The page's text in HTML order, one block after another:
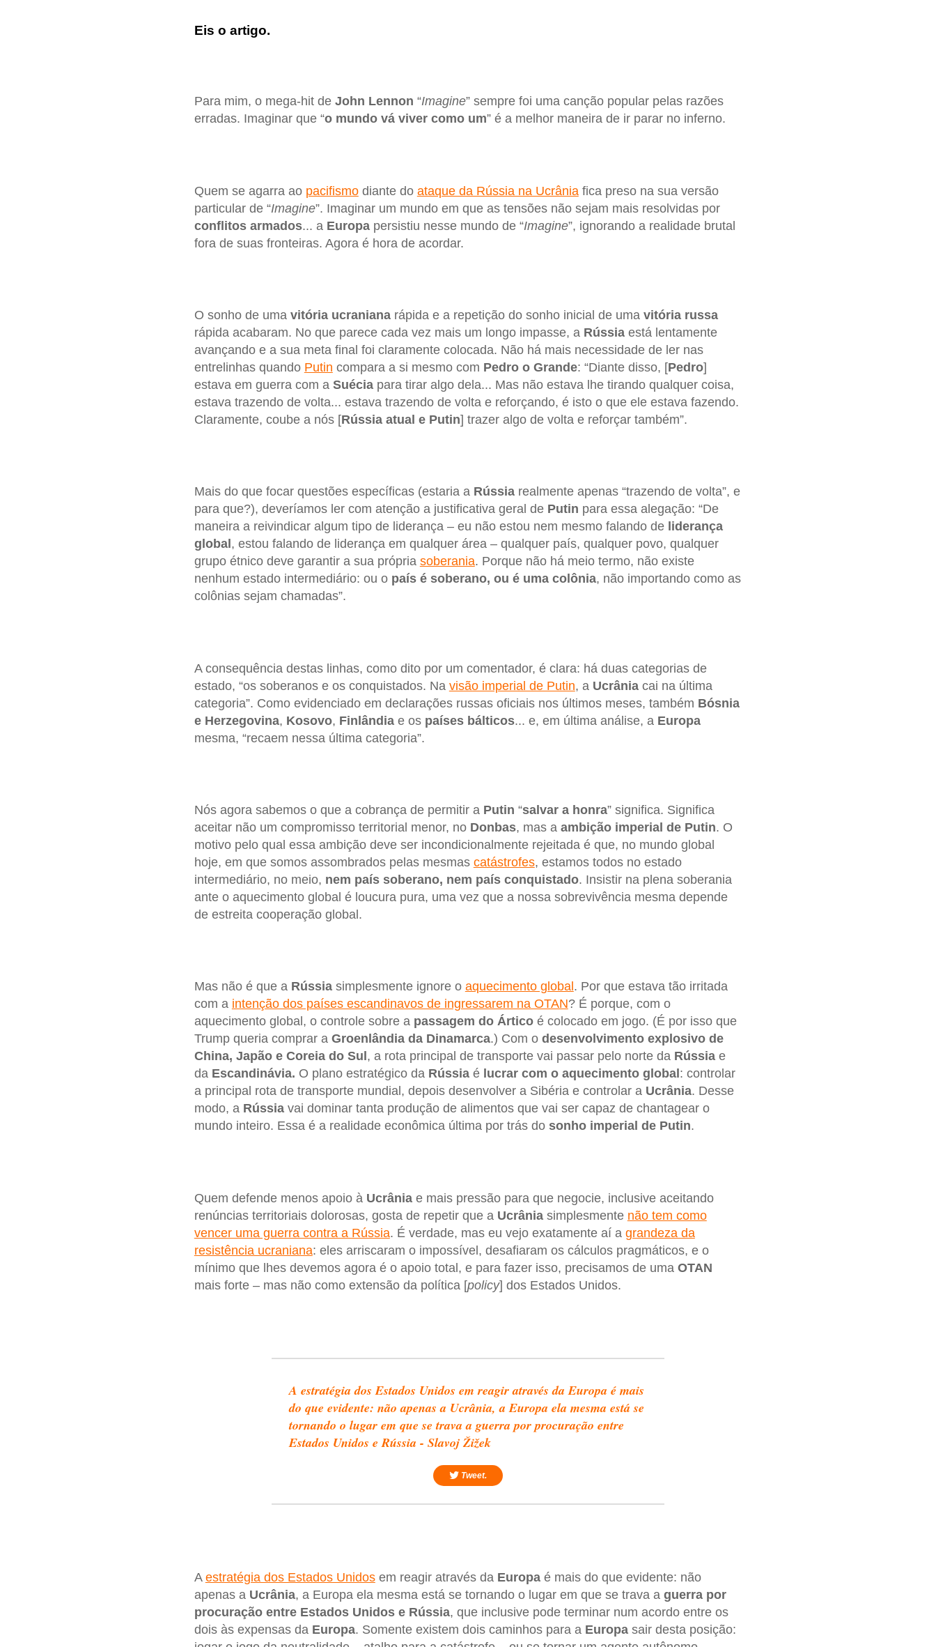
Eis o artigo.
Para mim, o mega-hit de John Lennon “Imagine” sempre foi uma canção popular pelas razões
erradas. Imaginar que “o mundo vá viver como um” é a melhor maneira de ir parar no inferno.
Quem se agarra ao pacifismodiante do ataque da Rússia na Ucrâniafica preso na sua versão
particular de “Imagine”. Imaginar um mundo em que as tensões não sejam mais resolvidas por
conflitos armados... a Europapersistiu nesse mundo de “Imagine”, ignorando a realidade brutal
fora de suas fronteiras. Agora é hora de acordar.
O sonho de uma vitória ucranianarápida e a repetição do sonho inicial de uma vitória russa
rápida acabaram. No que parece cada vez mais um longo impasse, a Rússiaestá lentamente
avançando e a sua meta final foi claramente colocada. Não há mais necessidade de ler nas
entrelinhas quando Putin compara a si mesmo com Pedro o Grande: “Diante disso, [Pedro]
estava em guerra com a Suéciapara tirar algo dela... Mas não estava lhe tirando qualquer coisa,
estava trazendo de volta... estava trazendo de volta e reforçando, é isto o que ele estava fazendo.
Claramente, coube a nós [Rússia atual e Putin] trazer algo de volta e reforçar também”.
Mais do que focar questões específicas (estaria a Rússiarealmente apenas “trazendo de volta”, e
para que?), deveríamos ler com atenção a justificativa geral de Putin para essa alegação: “De
maneira a reivindicar algum tipo de liderança – eu não estou nem mesmo falando de liderança
global , estou falando de liderança em qualquer área – qualquer país, qualquer povo, qualquer
grupo étnico deve garantir a sua própria soberania. Porque não há meio termo, não existe
nenhum estado intermediário: ou o país é soberano, ou é uma colônia, não importando como as
colônias sejam chamadas”.
A consequência destas linhas, como dito por um comentador, é clara: há duas categorias de
estado, “os soberanos e os conquistados. Na visão imperial de Putin, a Ucrâniacai na última
categoria”. Como evidenciado em declarações russas oficiais nos últimos meses, também Bósnia
e Herzegovina, Kosovo, Finlândiae os países bálticos... e, em última análise, a Europa
mesma, “recaem nessa última categoria”.
Nós agora sabemos o que a cobrança de permitir a Putin “salvar a honra” significa. Significa
aceitar não um compromisso territorial menor, no Donbas, mas a ambição imperial de Putin. O
motivo pelo qual essa ambição deve ser incondicionalmente rejeitada é que, no mundo global
hoje, em que somos assombrados pelas mesmas catástrofes, estamos todos no estado
intermediário, no meio, nem país soberano, nem país conquistado. Insistir na plena soberania
ante o aquecimento global é loucura pura, uma vez que a nossa sobrevivência mesma depende
de estreita cooperação global.
Mas não é que a Rússiasimplesmente ignore o aquecimento global . Por que estava tão irritada
com a intenção dos países escandinavos de ingressarem na OTAN? É porque, com o
aquecimento global, o controle sobre a passagem do Árticoé colocado em jogo. (É por isso que
Trump queria comprar a Groenlândia da Dinamarca.) Com o desenvolvimento explosivo de
China, Japão e Coreia do Sul , a rota principal de transporte vai passar pelo norte da Rússiae
da Escandinávia. O plano estratégico da Rússiaé lucrar com o aquecimento global : controlar
a principal rota de transporte mundial, depois desenvolver a Sibéria e controlar a Ucrânia. Desse
modo, a Rússiavai dominar tanta produção de alimentos que vai ser capaz de chantagear o
mundo inteiro. Essa é a realidade econômica última por trás do sonho imperial de Putin.
Quem defende menos apoio à Ucrâniae mais pressão para que negocie, inclusive aceitando
renúncias territoriais dolorosas, gosta de repetir que a Ucrâniasimplesmente não tem como
vencer uma guerra contra a Rússia. É verdade, mas eu vejo exatamente aí a grandeza da
resistência ucraniana: eles arriscaram o impossível, desafiaram os cálculos pragmáticos, e o
mínimo que lhes devemos agora é o apoio total, e para fazer isso, precisamos de uma OTAN
mais forte – mas não como extensão da política [policy] dos Estados Unidos.
A estratégia dos Estados Unidos em reagir através da Europa é mais
do que evidente: não apenas a Ucrânia, a Europa ela mesma está se
tornando o lugar em que se trava a guerra por procuração entre
Estados Unidos e Rússia - Slavoj Žižek
Tweet.
A estratégia dos Estados Unidosem reagir através da Europaé mais do que evidente: não
apenas a Ucrânia, a Europa ela mesma está se tornando o lugar em que se trava a guerra por
procuração entre Estados Unidos e Rússia, que inclusive pode terminar num acordo entre os
dois às expensas da Europa. Somente existem dois caminhos para a Europasair desta posição: